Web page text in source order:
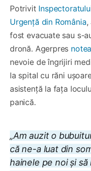
Potrivit
Urgență din România,
fost evacuate sau s-
dronă. Agerpres
nevoie de îngrijiri
la spital cu răni
asistență la fața
panică.
„Am auzit o
că ne-a luat din
hainele pe noi și să